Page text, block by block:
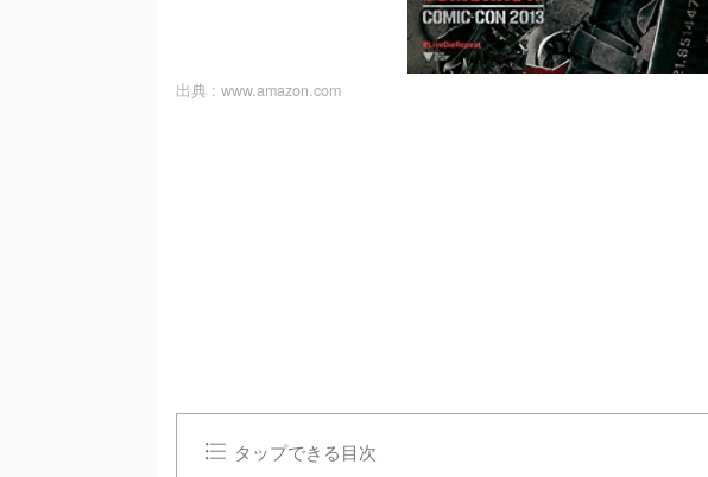
出典 : www.amazon.com
タップできる目次